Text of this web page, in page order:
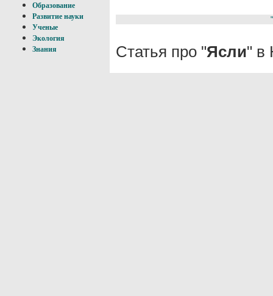
Образование
Развитие науки
Ученые
Экология
Знания
Статья про "Ясли" в